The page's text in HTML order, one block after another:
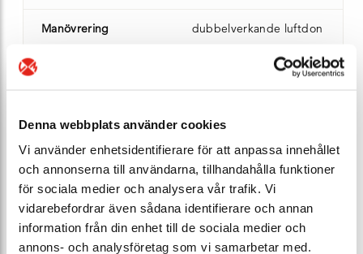
Denna webbplats använder cookies
Vi använder enhetsidentifierare för att anpassa innehållet
och annonserna till användarna, tillhandahålla funktioner
för sociala medier och analysera vår trafik. Vi
vidarebefordrar även sådana identifierare och annan
information från din enhet till de sociala medier och
annons- och analysföretag som vi samarbetar med.
Manövrering dubbelverkande luftdon
syrafast stål 1.4408
Ert pris* Bli E-Kund
Artikel nr* P000320
DN 32